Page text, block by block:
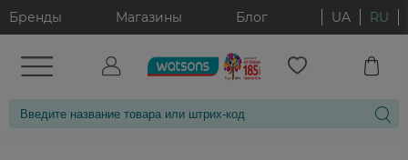
Бренды Магазины Блог UA RU